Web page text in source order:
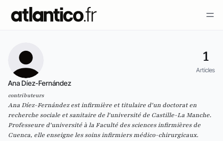
1
Articles
Ana Díez-Fernández
contributeurs
Ana Díez-Fernández est infirmière et titulaire d'un doctorat en
recherche sociale et sanitaire de l'université de Castille-La Manche.
Professeure d'université à la Faculté des sciences infirmières de
Cuenca, elle enseigne les soins infirmiers médico-chirurgicaux.